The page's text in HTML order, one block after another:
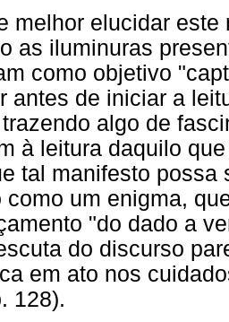
melhor elucidar
as iluminuras
como objetivo
antes de iniciar a
algo de
à leitura daquilo
tal manifesto
como um enigma,
"do dado a
do discurso
em ato nos
128).